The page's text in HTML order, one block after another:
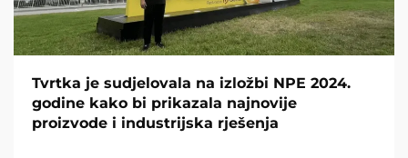
Tvrtka je sudjelovala na izložbi NPE 2024.
godine kako bi prikazala najnovije
proizvode i industrijska rješenja